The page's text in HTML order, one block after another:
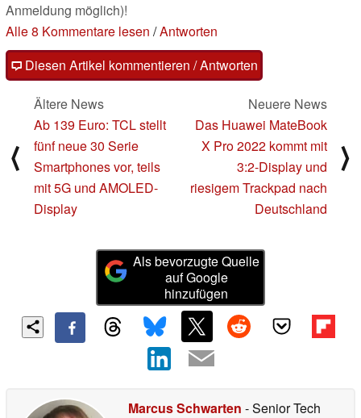
Anmeldung möglich)!
Alle 8 Kommentare lesen /Antworten
Diesen Artikel kommentieren / Antworten
⟨
Ältere News
Ab 139 Euro: TCL stellt
fünf neue 30 Serie
Smartphones vor, teils
mit 5G und AMOLED-
Display
Neuere News
Das Huawei MateBook
X Pro 2022 kommt mit
3:2-Display und
riesigem Trackpad nach
Deutschland
⟩
Als bevorzugte Quelle
auf Google
hinzufügen
Marcus Schwarten - Senior Tech